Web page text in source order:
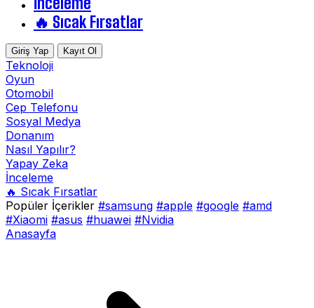
🔥 Sıcak Fırsatlar
Giriş Yap Kayıt Ol
Teknoloji
Oyun
Otomobil
Cep Telefonu
Sosyal Medya
Donanım
Nasıl Yapılır?
Yapay Zeka
İnceleme
🔥 Sıcak Fırsatlar
Popüler İçerikler #samsung #apple #google #amd
#Xiaomi #asus #huawei #Nvidia
Anasayfa